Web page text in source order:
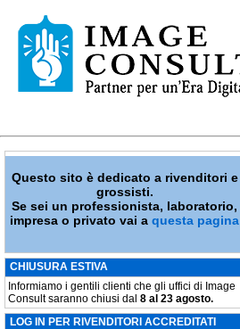
Questo sito è dedicato a rivenditori e
grossisti.
Se sei un professionista, laboratorio,
impresa o privato vai aquesta pagina
CHIUSURA ESTIVA
Informiamo i gentili clienti che gli uffici di Image
Consult saranno chiusi dal 8 al 23 agosto.
LOG IN PER RIVENDITORI ACCREDITATI